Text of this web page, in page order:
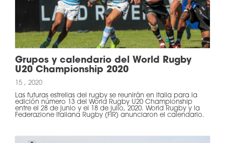
Grupos y calendario del World Rugby
U20 Championship 2020
15 , 2020
Las futuras estrellas del rugby se reunirán en Italia para la
edición número 13 del World Rugby U20 Championship
entre el 28 de junio y el 18 de julio, 2020. World Rugby y la
Federazione Italiana Rugby (FIR) anunciaron el calendario.